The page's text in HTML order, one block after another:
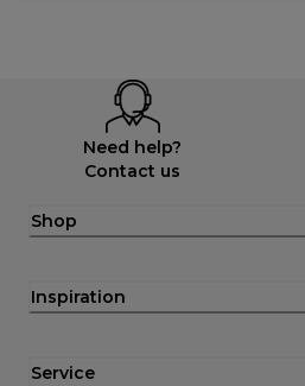
Need help?
Contact us
Shop
Inspiration
Service